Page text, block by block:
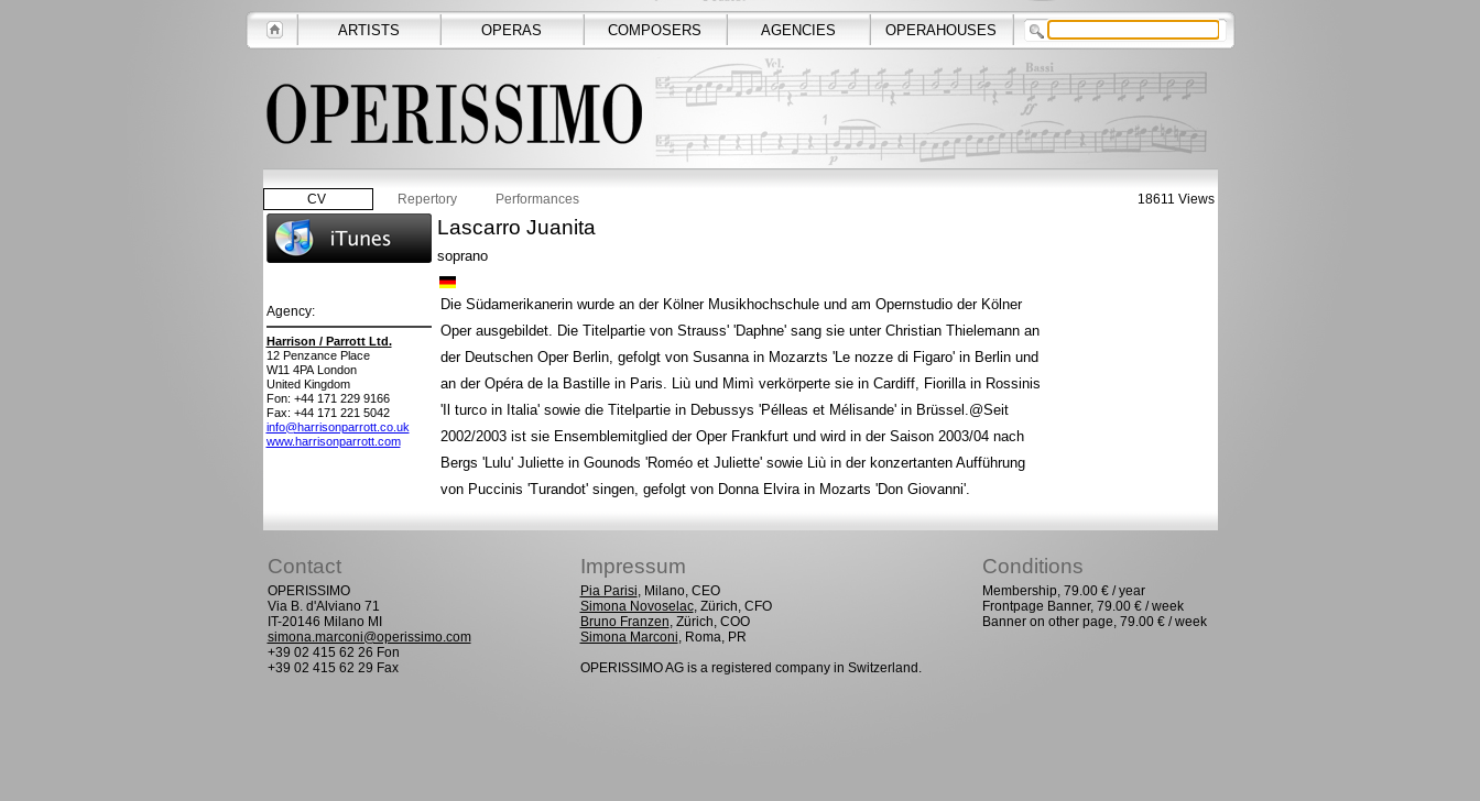
ARTISTS OPERAS COMPOSERS AGENCIES OPERAHOUSES
CV Repertory Performances 18611 Views
Agency:
Harrison / Parrott Ltd.
12 Penzance Place
W11 4PA London
United Kingdom
Fon: +44 171 229 9166
Fax: +44 171 221 5042
info@harrisonparrott.co.uk
www.harrisonparrott.com
Lascarro Juanita
soprano
Die Südamerikanerin wurde an der Kölner Musikhochschule und am Opernstudio der Kölner
Oper ausgebildet. Die Titelpartie von Strauss' 'Daphne' sang sie unter Christian Thielemann an
der Deutschen Oper Berlin, gefolgt von Susanna in Mozarzts 'Le nozze di Figaro' in Berlin und
an der Opéra de la Bastille in Paris. Liù und Mimì verkörperte sie in Cardiff, Fiorilla in Rossinis
'Il turco in Italia' sowie die Titelpartie in Debussys 'Pélleas et Mélisande' in Brüssel.@Seit
2002/2003 ist sie Ensemblemitglied der Oper Frankfurt und wird in der Saison 2003/04 nach
Bergs 'Lulu' Juliette in Gounods 'Roméo et Juliette' sowie Liù in der konzertanten Aufführung
von Puccinis 'Turandot' singen, gefolgt von Donna Elvira in Mozarts 'Don Giovanni'.
Contact Impressum Conditions
OPERISSIMO
Via B. d'Alviano 71
IT-20146 Milano MI
simona.marconi@operissimo.com
+39 02 415 62 26 Fon
+39 02 415 62 29 Fax
Pia Parisi, Milano, CEO
Simona Novoselac, Zürich, CFO
Bruno Franzen, Zürich, COO
Simona Marconi, Roma, PR
OPERISSIMO AG is a registered company in Switzerland.
Membership, 79.00 € / year
Frontpage Banner, 79.00 € / week
Banner on other page, 79.00 € / week